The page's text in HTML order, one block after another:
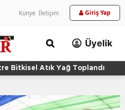
Künye İletişim Giriş Yap
Üyelik
Evi Çalışmaları Başladı